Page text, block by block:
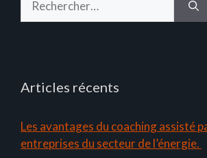
Articles récents
Les avantages du coaching assisté
entreprises du secteur de l’énergie.